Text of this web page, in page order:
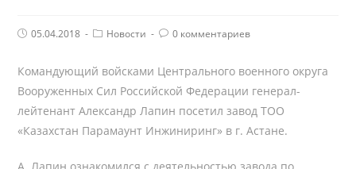
Post05.04.2018
PostНовости
Комментарии
0 комментариев
Командующий войсками Центрального военного округа
Вооруженных Сил Российской Федерации генерал-
лейтенант Александр Лапин посетил завод ТОО
«Казахстан Парамаунт Инжиниринг» в г. Астане.